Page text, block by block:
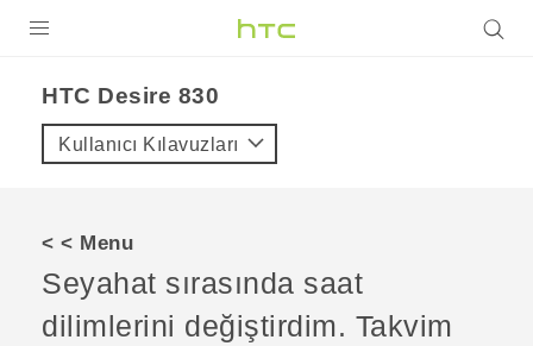
VIVE
VIVERSE
DESTEK
HTC Desire 830‎
Kullanıcı Kılavuzları
< < Menu
Seyahat sırasında saat
dilimlerini değiştirdim. Takvim